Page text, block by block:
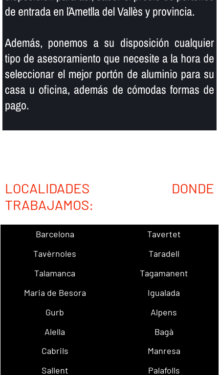
de entrada en l´Ametlla del Vallès y provincia.
Además, ponemos a su disposición cualquier
tipo de asesoramiento que necesite a la hora de
seleccionar el mejor portón de aluminio para su
casa u oficina, además de cómodas formas de
pago.
LOCALIDADES DONDE
TRABAJAMOS:
Barcelona
Tavertet
Tavèrnoles
Taradell
Talamanca
Tagamanent
Maria de Besora
Igualada
Gurb
Alpens
Alella
Bagà
Cabrils
Manresa
Sallent
Palafolls